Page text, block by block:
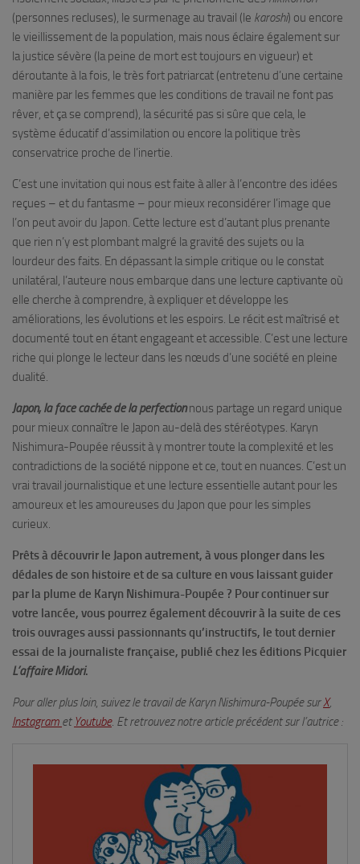
(personnes recluses), le surmenage au travail (le karoshi) ou encore
le vieillissement de la population, mais nous éclaire également sur
la justice sévère (la peine de mort est toujours en vigueur) et
déroutante à la fois, le très fort patriarcat (entretenu d’une certaine
manière par les femmes que les conditions de travail ne font pas
rêver, et ça se comprend), la sécurité pas si sûre que cela, le
système éducatif d’assimilation ou encore la politique très
conservatrice proche de l’inertie.
C’est une invitation qui nous est faite à aller à l’encontre des idées
reçues – et du fantasme – pour mieux reconsidérer l’image que
l’on peut avoir du Japon. Cette lecture est d’autant plus prenante
que rien n’y est plombant malgré la gravité des sujets ou la
lourdeur des faits. En dépassant la simple critique ou le constat
unilatéral, l’auteure nous embarque dans une lecture captivante où
elle cherche à comprendre, à expliquer et développe les
améliorations, les évolutions et les espoirs. Le récit est maîtrisé et
documenté tout en étant engageant et accessible. C’est une lecture
riche qui plonge le lecteur dans les nœuds d’une société en pleine
dualité.
Japon, la face cachée de la perfectionnous partage un regard unique
pour mieux connaître le Japon au-delà des stéréotypes. Karyn
Nishimura-Poupée réussit à y montrer toute la complexité et les
contradictions de la société nippone et ce, tout en nuances. C’est un
vrai travail journalistique et une lecture essentielle autant pour les
amoureux et les amoureuses du Japon que pour les simples
curieux.
Prêts à découvrir le Japon autrement, à vous plonger dans les
dédales de son histoire et de sa culture en vous laissant guider
par la plume de Karyn Nishimura-Poupée ? Pour continuer sur
votre lancée, vous pourrez également découvrir à la suite de ces
trois ouvrages aussi passionnants qu’instructifs, le tout dernier
essai de la journaliste française, publié chez les éditions Picquier
L’affaire Midori.
Pour aller plus loin, suivez le travail de Karyn Nishimura-Poupée surX,
Instagram et Youtube. Et retrouvez notre article précédent sur l’autrice :